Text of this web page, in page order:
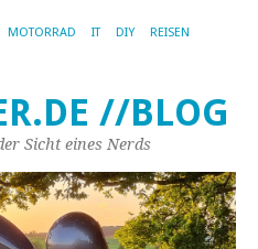
MOTORRAD IT DIY REISEN
//BLOG
Sicht eines Nerds